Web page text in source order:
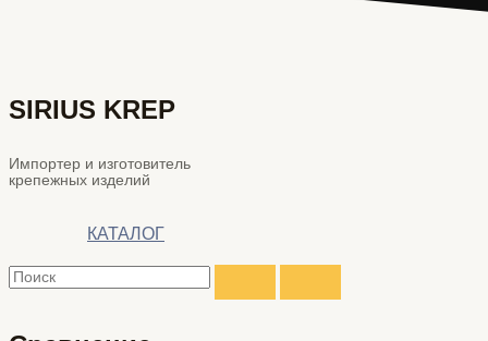
SIRIUS KREP
Импортер и изготовитель
крепежных изделий
КАТАЛОГ